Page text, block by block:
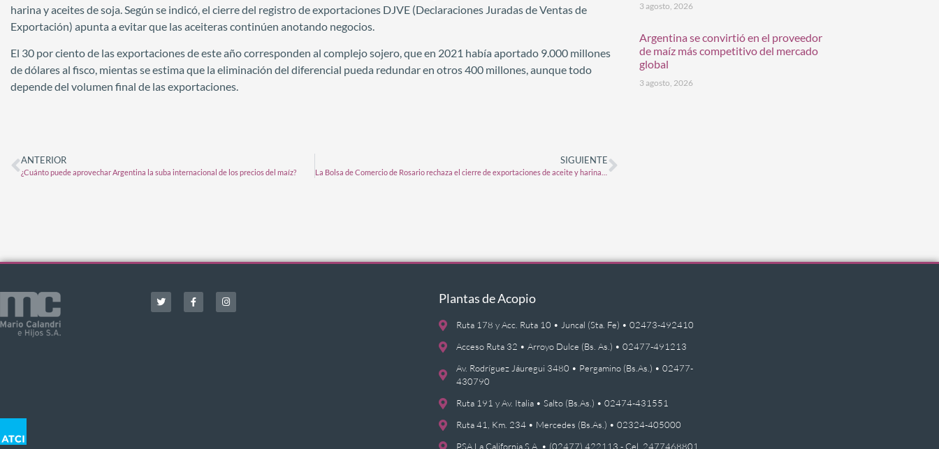
harina y aceites de soja. Según se indicó, el cierre del registro de exportaciones DJVE (Declaraciones Juradas de Ventas de
Exportación) apunta a evitar que las aceiteras continúen anotando negocios.
El 30 por ciento de las exportaciones de este año corresponden al complejo sojero, que en 2021 había aportado 9.000 millones
de dólares al fisco, mientas se estima que la eliminación del diferencial pueda redundar en otros 400 millones, aunque todo
depende del volumen final de las exportaciones.
ANTERIOR
¿Cuánto puede aprovechar Argentina la suba internacional de los precios del maíz?
SIGUIENTE
3 agosto, 2026
Argentina se convirtió en el proveedor
de maíz más competitivo del mercado
global
3 agosto, 2026
Plantas de Acopio
Ruta 178 y Acc. Ruta 10 • Juncal (Sta. Fe) • 02473-492410
Acceso Ruta 32 • Arroyo Dulce (Bs. As.) • 02477-491213
Av. Rodríguez Jáuregui 3480 • Pergamino (Bs.As.) • 02477-
430790
Ruta 191 y Av. Italia • Salto (Bs.As.) • 02474-431551
Ruta 41, Km. 234 • Mercedes (Bs.As.) • 02324-405000
PSA La California S.A. • (02477) 422113 - Cel. 2477468801